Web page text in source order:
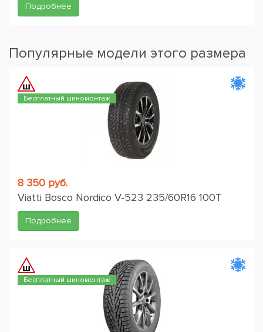
Подробнее
Популярные модели этого размера
Бесплатный шиномонтаж
8 350 руб.
Viatti Bosco Nordico V-523 235/60R16 100T
Подробнее
Бесплатный шиномонтаж